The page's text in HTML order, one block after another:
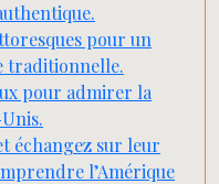
pour un
traditionnelle.
pour admirer la
échangez sur leur
l’Amérique